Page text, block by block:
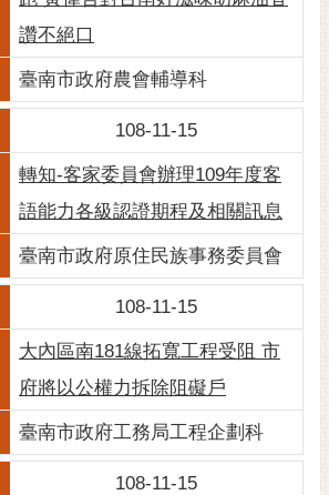
讚不絕口
臺南市政府農會輔導科
108-11-15
轉知-客家委員會辦理109年度客
語能力各級認證期程及相關訊息
臺南市政府原住民族事務委員會
108-11-15
大內區南181線拓寬工程受阻 市
府將以公權力拆除阻礙戶
臺南市政府工務局工程企劃科
108-11-15